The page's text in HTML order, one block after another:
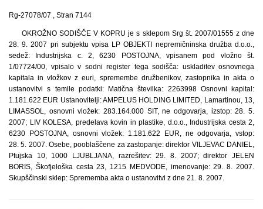
Rg-27078/07 , Stran 7144
OKROŽNO SODIŠČE V KOPRU je s sklepom Srg št. 2007/01555 z dne
28. 9. 2007 pri subjektu vpisa LP OBJEKTI nepremičninska družba d.o.o.,
sedež: Industrijska c. 2, 6230 POSTOJNA, vpisanem pod vložno št.
1/07724/00, vpisalo v sodni register tega sodišča: uskladitev osnovnega
kapitala in vložkov z euri, spremembe družbenikov, zastopnika in akta o
ustanovitvi s temile podatki: Matična številka: 2263998 Osnovni kapital:
1.181.622 EUR Ustanovitelji: AMPELUS HOLDING LIMITED, Lamartinou, 13,
LIMASSOL, osnovni vložek: 283.164.000 SIT, ne odgovarja, izstop: 28. 5.
2007; LIV KOLESA, predelava kovin in plastike, d.o.o., Industrijska cesta 2,
6230 POSTOJNA, osnovni vložek: 1.181.622 EUR, ne odgovarja, vstop:
28. 5. 2007. Osebe, pooblaščene za zastopanje: direktor VILJEVAC DANIEL,
Ptujska 10, 1000 LJUBLJANA, razrešitev: 29. 8. 2007; direktor JELEN
BORIS, Škofjeloška cesta 23, 1215 MEDVODE, imenovanje: 29. 8. 2007.
Skupščinski sklep: Sprememba akta o ustanovitvi z dne 21. 8. 2007.